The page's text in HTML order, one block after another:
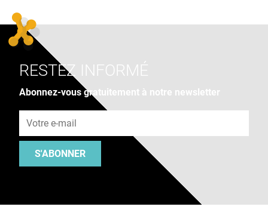
RESTEZ INFORMÉ
Abonnez-vous gratuitement à notre newsletter
S'ABONNER